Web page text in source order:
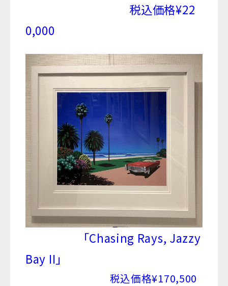
税込価格¥22
0,000
「Chasing Rays, Jazzy
Bay II」
税込価格¥170,500